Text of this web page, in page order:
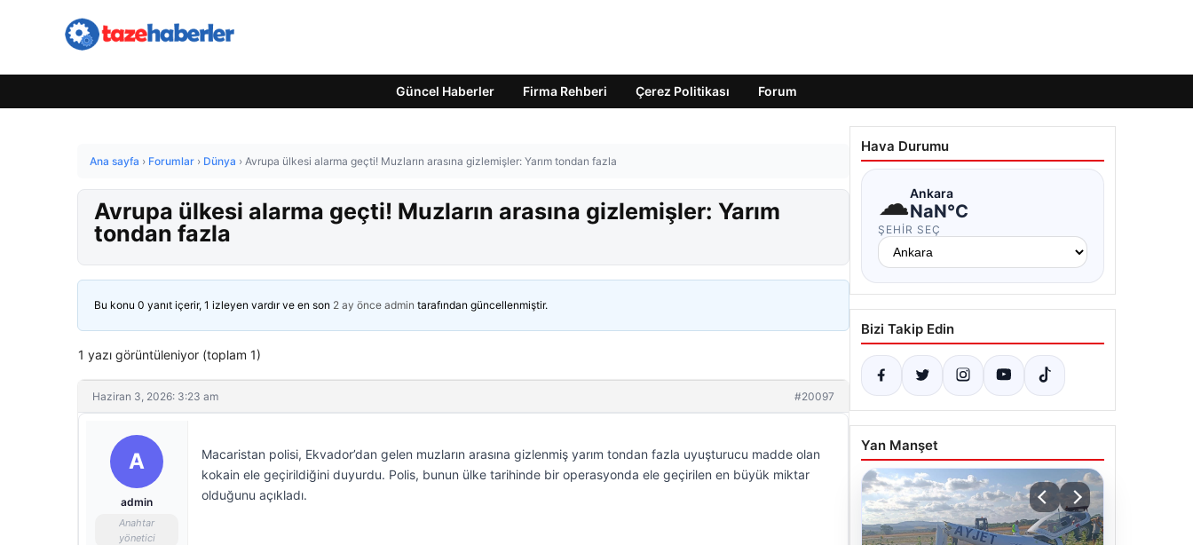
Güncel Haberler Firma Rehberi Çerez Politikası Forum
Ana sayfa › Forumlar › Dünya › Avrupa ülkesi alarma geçti! Muzların arasına gizlemişler: Yarım tondan fazla
Avrupa ülkesi alarma geçti! Muzların arasına gizlemişler: Yarım
tondan fazla
Bu konu 0 yanıt içerir, 1 izleyen vardır ve en son 2 ay önce admin tarafından güncellenmiştir.
1 yazı görüntüleniyor (toplam 1)
Haziran 3, 2026: 3:23 am #20097
A
admin
Anahtar
yönetici
Macaristan polisi, Ekvador’dan gelen muzların arasına gizlenmiş yarım tondan fazla uyuşturucu madde olan
kokain ele geçirildiğini duyurdu. Polis, bunun ülke tarihinde bir operasyonda ele geçirilen en büyük miktar
olduğunu açıkladı.
Hava Durumu
☁Ankara
NaN°C
ŞEHIR SEÇ
Bizi Takip Edin
Yan Manşet